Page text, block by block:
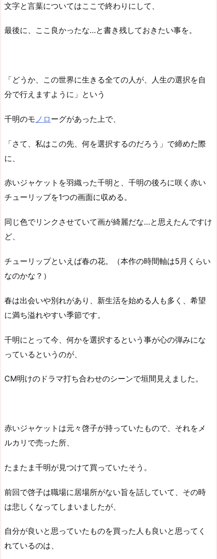
文字と言葉についてはここで終わりにして、
最後に、ここ良かったな…と書き残しておきたい事を。
「どうか、この世界に生きる全ての人が、人生の選択を自
分で行えますように」という
千明のモ ノロ ーグがあった上で、
「さて、私はこの先、何を選択するのだろう」で締めた際
に、
赤いジャケットを羽織った千明と、千明の後ろに咲く赤い
チューリップを1つの画面に収める。
同じ色でリンクさせていて画が綺麗だな…と思えたんですけ
ど、
チューリップといえば春の花。（本作の時間軸は5月くらい
なのかな？）
春は出会いや別れがあり、新生活を始める人も多く、希望
に満ち溢れやすい季節です。
千明にとって今、何かを選択するという事が心の弾みにな
っているというのが、
CM明けのドラマ打ち合わせのシーンで垣間見えました。
赤いジャケットは元々啓子が持っていたもので、それをメ
ルカリで売った所、
たまたま千明が見つけて買っていたそう。
前回で啓子は職場に居場所がない旨を話していて、その時
は悲しくなってしまいましたが、
自分が良いと思っていたものを買った人も良いと思ってく
れているのは、